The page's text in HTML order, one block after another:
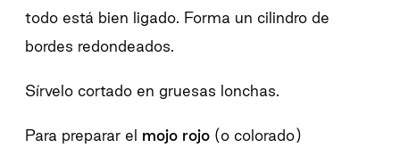
todo está bien ligado. Forma un cilindro de
bordes redondeados.
Sírvelo cortado en gruesas lonchas.
Para preparar el mojo rojo (o colorado)